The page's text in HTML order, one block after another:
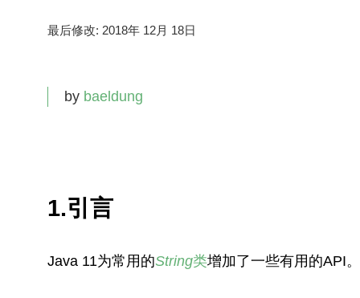
最后修改: 2018年 12月 18日
by baeldung
1.引言
Java 11为常用的String类增加了一些有用的API